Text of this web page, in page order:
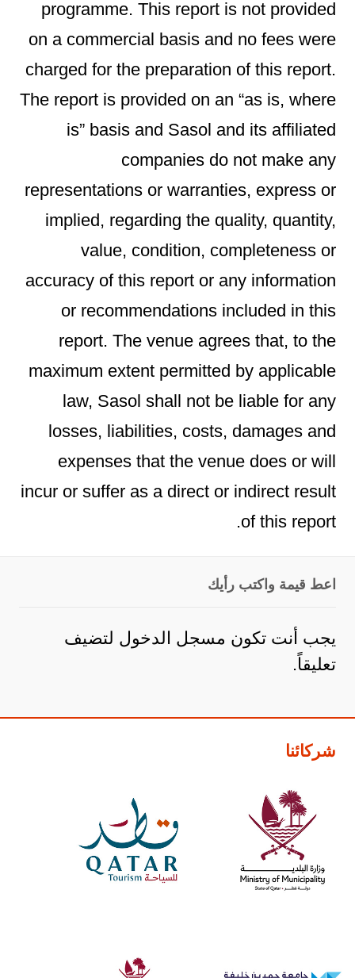
programme. This report is not provided
on a commercial basis and no fees were
charged for the preparation of this report.
The report is provided on an “as is, where
is” basis and Sasol and its affiliated
companies do not make any
representations or warranties, express or
implied, regarding the quality, quantity,
value, condition, completeness or
accuracy of this report or any information
or recommendations included in this
report. The venue agrees that, to the
maximum extent permitted by applicable
law, Sasol shall not be liable for any
losses, liabilities, costs, damages and
expenses that the venue does or will
incur or suffer as a direct or indirect result
of this report.
اعط قيمة واكتب رأيك
يجب أنت تكون مسجل الدخول لتضيف
تعليقاً.
شركائنا